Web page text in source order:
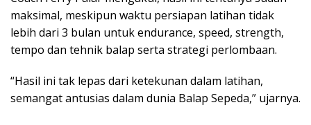
maksimal, meskipun waktu persiapan latihan tidak
lebih dari 3 bulan untuk endurance, speed, strength,
tempo dan tehnik balap serta strategi perlombaan.
“Hasil ini tak lepas dari ketekunan dalam latihan,
semangat antusias dalam dunia Balap Sepeda,” ujarnya.